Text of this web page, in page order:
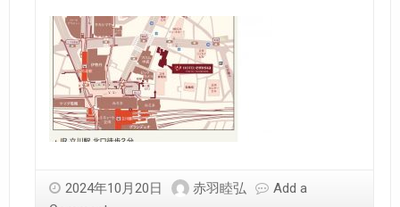
2024年10月20日 赤羽睦弘
Add a